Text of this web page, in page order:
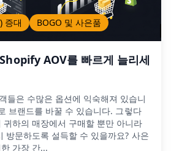
증대 BOGO 및 사은품
AOV를 빠르게 늘리세
들은 수많은 옵션에 익숙해져 있습니
브랜드를 바꿀 수 있습니다. 그렇다
하의 매장에서 구매할 뿐만 아니라
방문하도록 설득할 수 있을까요? 사은
가장 간...